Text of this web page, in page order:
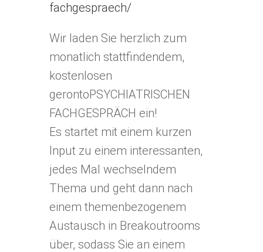
fachgespraech/
Wir laden Sie herzlich zum
monatlich stattfindendem,
kostenlosen
gerontoPSYCHIATRISCHEN
FACHGESPRÄCH ein!
Es startet mit einem kurzen
Input zu einem interessanten,
jedes Mal wechselndem
Thema und geht dann nach
einem themenbezogenem
Austausch in Breakoutrooms
über, sodass Sie an einem